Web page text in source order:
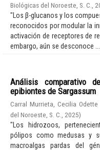
Biológicas del Noroeste, S. C.
"Los β-glucanos y los
reconocidos por modular la
activación de receptores de
embargo, aún se desconoce ...
Análisis comparativo
epibiontes de Sargassum
Carral Murrieta, Cecilia Odette
del Noroeste, S. C.
2025)
"Los hidrozoos,
pólipos como medusas y
macroalgas pardas del